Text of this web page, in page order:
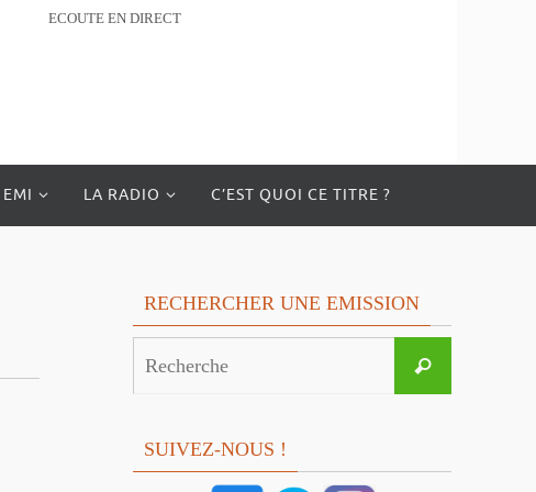
ECOUTE EN DIRECT
LA RADIO C’EST QUOI CE TITRE ?
RECHERCHER UNE EMISSION
Recherche
SUIVEZ-NOUS !